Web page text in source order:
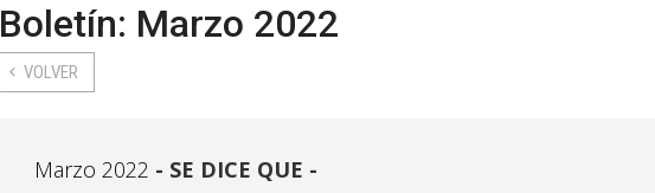
Boletín: Marzo 2022
VOLVER
Marzo 2022 SE DICE QUE -